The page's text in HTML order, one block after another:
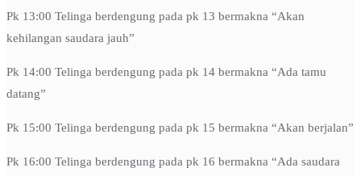
Pk 13:00 Telinga berdengung pada pk 13 bermakna “Akan
kehilangan saudara jauh”
Pk 14:00 Telinga berdengung pada pk 14 bermakna “Ada tamu
datang”
Pk 15:00 Telinga berdengung pada pk 15 bermakna “Akan berjalan”
Pk 16:00 Telinga berdengung pada pk 16 bermakna “Ada saudara